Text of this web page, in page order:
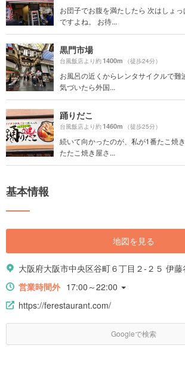
お団子でお腹を満たしたら 次はしょ
ですよね。 お待...
黒門市場
台風飯店より約1400m （徒歩24分）
お風呂の近くからレンタサイクルで
気づいたら外国...
踊りだこ
台風飯店より約1460m （徒歩25分）
続いて向かったのが、私が1番たこ焼
たたこ焼き屋さ...
基本情報
地図を見る
大阪府大阪市中央区谷町６丁目２-２５ 伊
営業時間外 17:00～22:00
https://ferestaurant.com/
Googleで検索